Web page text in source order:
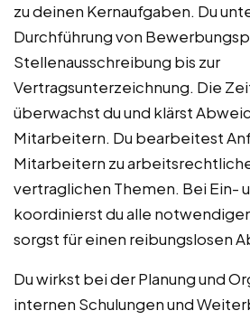
zu deinen Kernaufgaben. Du
Durchführung von
Stellenausschreibung bis zur
Vertragsunterzeichnung. Die
überwachst du und klärst
Mitarbeitern. Du bearbeitest
Mitarbeitern zu
vertraglichen Themen. Bei Ein-
koordinierst du alle
sorgst für einen reibungslosen
Du wirkst bei der Planung und
internen Schulungen und